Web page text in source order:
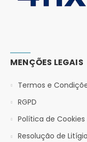
MENÇÕES LEGAIS
Termos e
RGPD
Política de Cookies
Resolução de